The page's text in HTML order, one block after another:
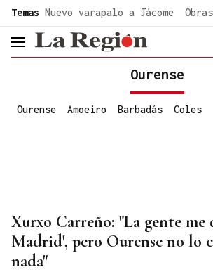
Temas Nuevo varapalo a Jácome
header.menu.open
Ourense
Ourense Amoeiro Barbadás Coles
Xurxo Carreño: "La gente me
Madrid', pero Ourense no lo
nada"